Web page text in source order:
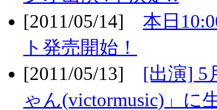
[2011/05/14] 本日
ト発売開始！
[2011/05/13] [出演] 5
ゃん(victormusic)」に